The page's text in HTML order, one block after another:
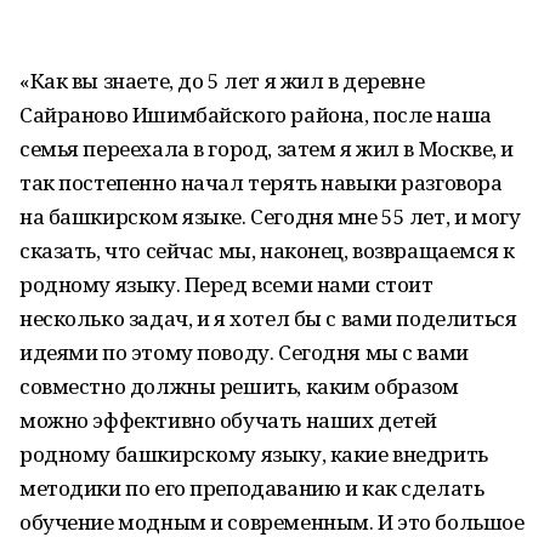
«Как вы знаете, до 5 лет я жил в деревне
Сайраново Ишимбайского района, после наша
семья переехала в город, затем я жил в Москве, и
так постепенно начал терять навыки разговора
на башкирском языке. Сегодня мне 55 лет, и могу
сказать, что сейчас мы, наконец, возвращаемся к
родному языку. Перед всеми нами стоит
несколько задач, и я хотел бы с вами поделиться
идеями по этому поводу. Сегодня мы с вами
совместно должны решить, каким образом
можно эффективно обучать наших детей
родному башкирскому языку, какие внедрить
методики по его преподаванию и как сделать
обучение модным и современным. И это большое